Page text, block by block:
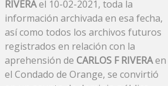
RIVERAel 10-02-2021, toda la
información archivada en esa fecha,
así como todos los archivos futuros
registrados en relación con la
aprehensión de CARLOS F RIVERAen
el Condado de Orange, se convirtió